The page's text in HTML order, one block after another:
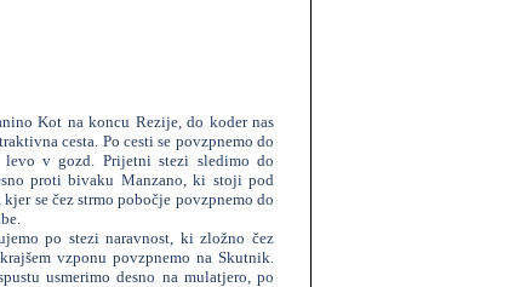
Kot na koncu Rezije, do koder nas
cesta. Po cesti se povzpnemo do
v gozd. Prijetni stezi sledimo do
proti bivaku Manzano, ki stoji pod
se čez strmo pobočje povzpnemo do
po stezi naravnost, ki zložno čez
vzponu povzpnemo na Skutnik.
usmerimo desno na mulatjero, po